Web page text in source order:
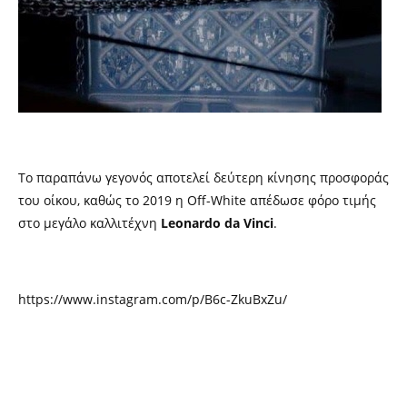
Το παραπάνω γεγονός αποτελεί δεύτερη κίνησης προσφοράς
του οίκου, καθώς το 2019 η Off-White απέδωσε φόρο τιμής
στο μεγάλο καλλιτέχνη Leonardo da Vinci.
https://www.instagram.com/p/B6c-ZkuBxZu/